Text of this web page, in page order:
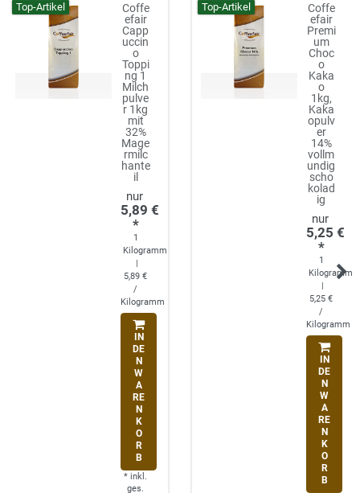
Top-Artikel
Coffe
efair
Capp
uccin
o
Toppi
ng 1
Milch
pulve
r 1kg
mit
32%
Mage
rmilc
hante
il
5,89 €
*
1
Kilogramm
|
5,89 €
/
Kilogramm
IN
DE
N
W
A
RE
N
K
O
R
B
* inkl.
ges.
Top-Artikel
Coffe
efair
Premi
um
Choc
o
Kaka
o
1kg,
Kaka
opulv
er
14%
vollm
undig
scho
kolad
ig
5,25 €
*
1
Kilogramm
|
5,25 €
/
Kilogramm
IN
DE
N
W
A
RE
N
K
O
R
B